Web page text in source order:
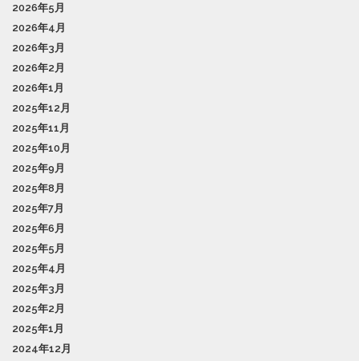
2026年5月
2026年4月
2026年3月
2026年2月
2026年1月
2025年12月
2025年11月
2025年10月
2025年9月
2025年8月
2025年7月
2025年6月
2025年5月
2025年4月
2025年3月
2025年2月
2025年1月
2024年12月